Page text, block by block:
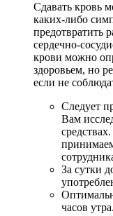
Сдавать кровь
каких-либо
предотвратить
сердечно-
крови можно
здоровьем, но
если не
Следует
Вам
За сутки
часов